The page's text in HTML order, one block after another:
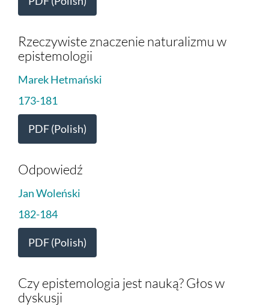
Rzeczywiste znaczenie naturalizmu w
epistemologii
Marek Hetmański
173-181
PDF (Polish)
Odpowiedź
Jan Woleński
182-184
PDF (Polish)
Czy epistemologia jest nauką? Głos w
dyskusji